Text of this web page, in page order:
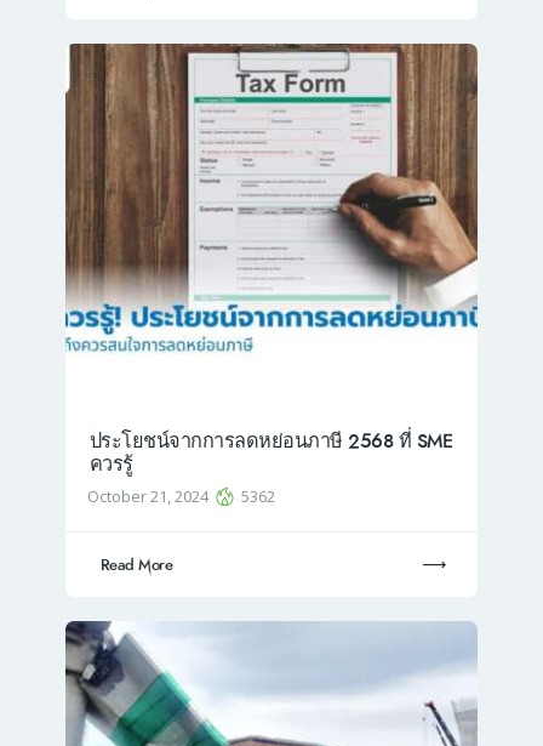
ประโยชน์จากการลดหย่อนภาษี 2568 ที่ SME
ควรรู้
October 21, 2024 5362
Read More